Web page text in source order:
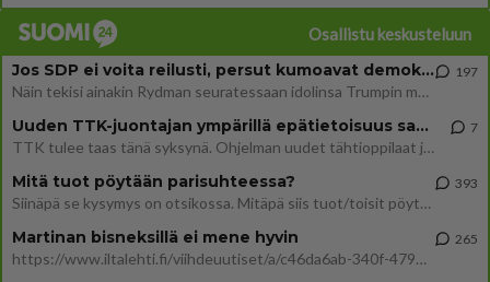
Osallistu keskusteluun
Jos SDP ei voita reilusti, persut kumoavat demokratian Suomesta
Näin tekisi ainakin Rydman seuratessaan idolinsa Trumpin mallia https://www.is.fi/politiikka/art-2000012187244.html
197
Uuden TTK-juontajan ympärillä epätietoisuus sakenee - Nyt MTV hämmentää soppaa
TTK tulee taas tänä syksynä. Ohjelman uudet tähtioppilaat julkistetaan torstaina 6. elokuuta klo 14 alkavassa lehdistö
7
Mitä tuot pöytään parisuhteessa?
Siinäpä se kysymys on otsikossa. Mitäpä siis tuot/toisit pöytään parisuhteessa? Oletko mies vai nainen? Koetko sen mitä
393
Martinan bisneksillä ei mene hyvin
https://www.iltalehti.fi/viihdeuutiset/a/c46da6ab-340f-4790-aaa7-0865eed2336 Yrityksen konkurssihakemus on tullut kärä
265